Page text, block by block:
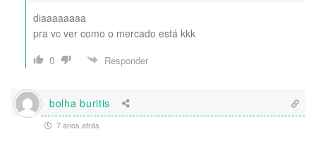
diaaaaaaaa
pra vc ver como o mercado está kkk
0
Responder
bolha buritis
7 anos atrás